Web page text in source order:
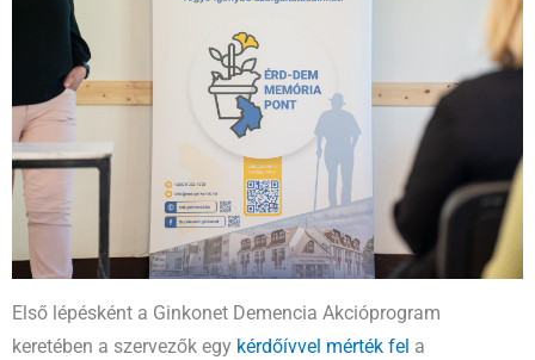
Első lépésként a Ginkonet Demencia Akcióprogram
keretében a szervezők egy kérdőívvel mérték fel a